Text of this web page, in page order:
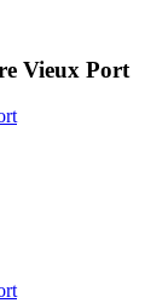
Vieux Port